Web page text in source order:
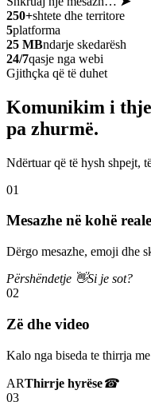
250+shtete dhe territore
5platforma
25 MBndarje skedarësh
24/7qasje nga webi
Gjithçka që të duhet
Komunikim i
pa zhurmë.
Ndërtuar që të hysh shpejt,
01
Mesazhe në kohë reale
Dërgo mesazhe, emoji dhe
Përshëndetje 👋Si je sot?
02
Zë dhe video
Kalo nga biseda te thirrja
ARThirrje hyrëse☎
03